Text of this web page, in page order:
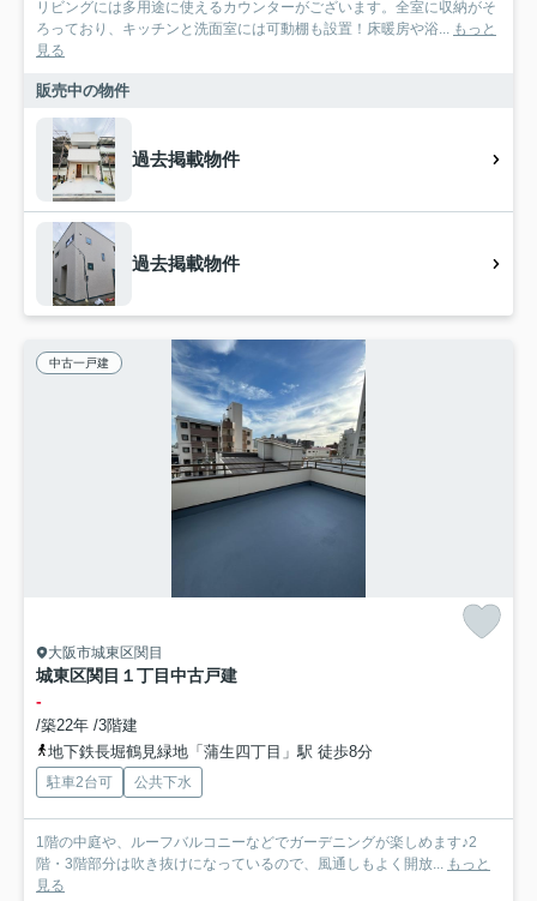
リビングには多用途に使えるカウンターがございます。全室に収納がそ
ろっており、キッチンと洗面室には可動棚も設置！床暖房や浴...
もっと
見る
販売中の物件
過去掲載物件
過去掲載物件
中古一戸建
大阪市城東区関目
城東区関目１丁目中古戸建
-
/築22年 /3階建
地下鉄長堀鶴見緑地「蒲生四丁目」駅 徒歩8分
駐車2台可 公共下水
1階の中庭や、ルーフバルコニーなどでガーデニングが楽しめます♪2
階・3階部分は吹き抜けになっているので、風通しもよく開放...
もっと
見る